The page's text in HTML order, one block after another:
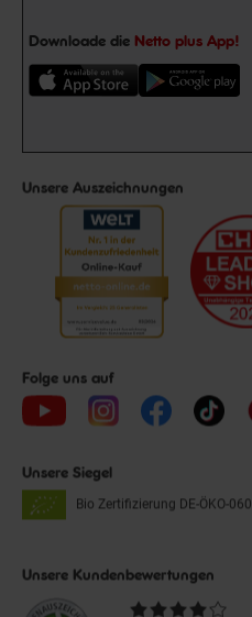
Downloade die Netto plus App!
Unsere Auszeichnungen
Folge uns auf
Unsere Siegel
Bio Zertifizierung DE-ÖKO-060
Unsere Kundenbewertungen
Durchschnittliche